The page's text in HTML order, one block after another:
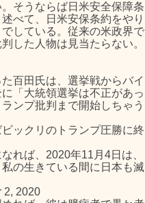
そうならば日米安全保障条
べて、日米安保条約をやり
している。従来の米政界で
した人物は見当たらない。
百田氏は、選挙戦からバイ
「大統領選挙は不正があっ
ンプ批判まで開始しちゃう
ックリのトランプ圧勝に終
れば、2020年11月4日は、
の生きている間に日本も滅
2, 2020